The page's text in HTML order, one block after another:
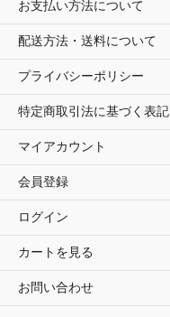
お支払い方法について
配送方法・送料について
プライバシーポリシー
特定商取引法に基づく表記
マイアカウント
会員登録
ログイン
カートを見る
お問い合わせ